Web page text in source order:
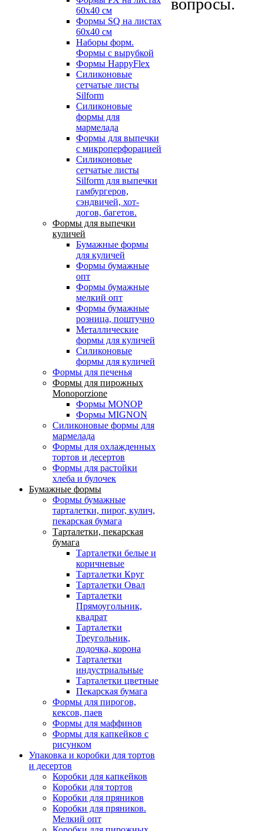
60х40 см
Формы SQ на листах
60х40 см
Наборы форм.
Формы с вырубкой
Формы HappyFlex
Силиконовые
сетчатые листы
Silform
Силиконовые
формы для
мармелада
Формы для выпечки
с микроперфорацией
Силиконовые
сетчатые листы
Silform для выпечки
гамбургеров,
сэндвичей, хот-
догов, багетов.
Формы для выпечки
куличей
Бумажные формы
для куличей
Формы бумажные
опт
Формы бумажные
мелкий опт
Формы бумажные
розница, поштучно
Металлические
формы для куличей
Силиконовые
формы для куличей
Формы для печенья
Формы для пирожных
Monoporzione
Формы MONOP
Формы MIGNON
Силиконовые формы для
мармелада
Формы для oхлажденных
тортов и десертов
Формы для растойки
хлеба и булочек
Бумажные формы
Формы бумажные
тарталетки, пирог, кулич,
пекарская бумага
Тарталетки, пекарская
бумага
Тарталетки белые и
коричневые
Тарталетки Круг
Тарталетки Овал
Тарталетки
Прямоугольник,
квадрат
Тарталетки
Треугольник,
лодочка, корона
Тарталетки
индустриальные
Тарталетки цветные
Пекарская бумага
Формы для пирогов,
кексов, паев
Формы для маффинов
Формы для капкейков с
рисунком
Упаковка и коробки для тортов
и десертов
Коробки для капкейков
Коробки для тортов
Коробки для пряников
Коробки для пряников.
Мелкий опт
вопросы.